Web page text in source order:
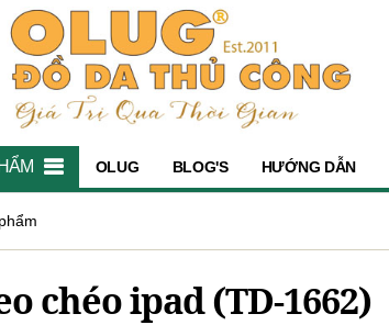
OLUG BLOG'S HƯỚNG DẪN
chéo ipad (TD-1662)